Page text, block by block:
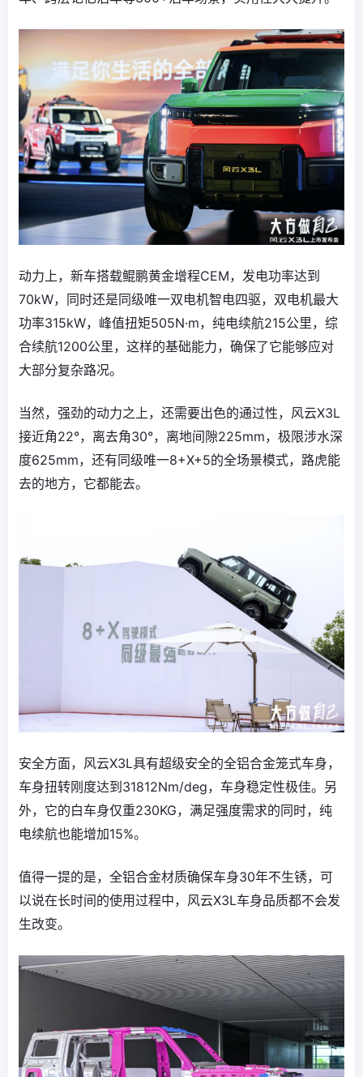
动力上，新车搭载鲲鹏黄金增程CEM，发电功率达到
70kW，同时还是同级唯一双电机智电四驱，双电机最大
功率315kW，峰值扭矩505N·m，纯电续航215公里，综
合续航1200公里，这样的基础能力，确保了它能够应对
大部分复杂路况。
当然，强劲的动力之上，还需要出色的通过性，风云X3L
接近角22°，离去角30°，离地间隙225mm，极限涉水深
度625mm，还有同级唯一8+X+5的全场景模式，路虎能
去的地方，它都能去。
安全方面，风云X3L具有超级安全的全铝合金笼式车身，
车身扭转刚度达到31812Nm/deg，车身稳定性极佳。另
外，它的白车身仅重230KG，满足强度需求的同时，纯
电续航也能增加15%。
值得一提的是，全铝合金材质确保车身30年不生锈，可
以说在长时间的使用过程中，风云X3L车身品质都不会发
生改变。